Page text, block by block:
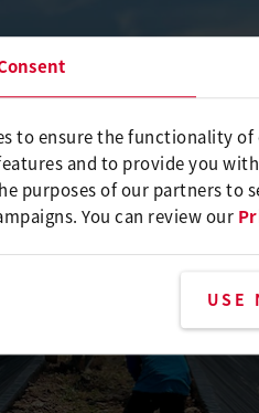
to ensure the functionality
and to provide you
purposes of our partners to
You can review our
USE